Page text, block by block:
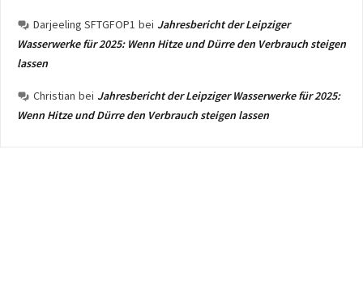
Darjeeling SFTGFOP1 bei Jahresbericht der Leipziger
Wasserwerke für 2025: Wenn Hitze und Dürre den Verbrauch steigen
lassen
Christian bei Jahresbericht der Leipziger Wasserwerke für 2025:
Wenn Hitze und Dürre den Verbrauch steigen lassen